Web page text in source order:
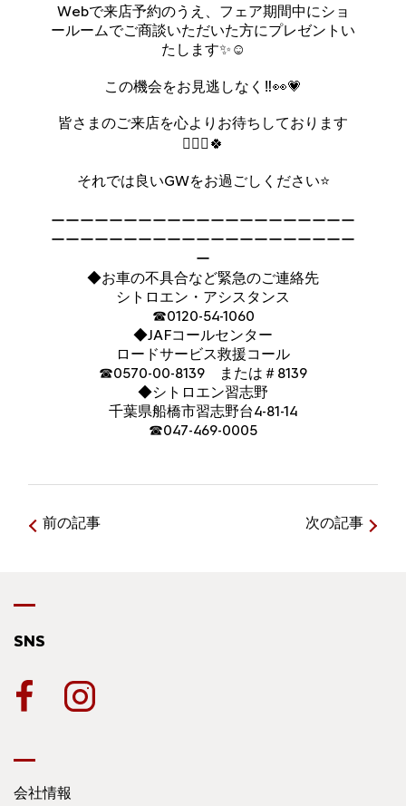
Webで来店予約のうえ、フェア期間中にショ
ールームでご商談いただいた方にプレゼントい
たします✨☺️
この機会をお見逃しなく‼👀💗
皆さまのご来店を心よりお待ちしております
🙇🏻‍♀️🍀
それでは良いGWをお過ごしください⭐
ーーーーーーーーーーーーーーーーーーーーー
ーーーーーーーーーーーーーーーーーーーーー
ー
◆お車の不具合など緊急のご連絡先
シトロエン・アシスタンス
☎0120-54-1060
◆JAFコールセンター
ロードサービス救援コール
☎0570-00-8139 または＃8139
◆シトロエン習志野
千葉県船橋市習志野台4-81-14
☎047-469-0005
前の記事 次の記事
SNS
会社情報